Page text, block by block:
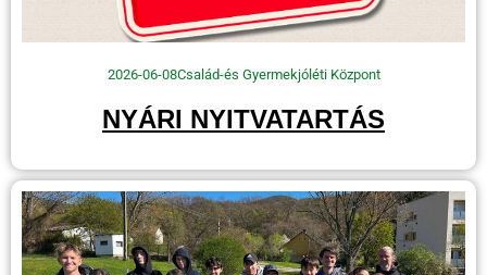
2026-06-08Család-és Gyermekjóléti Központ
NYÁRI NYITVATARTÁS